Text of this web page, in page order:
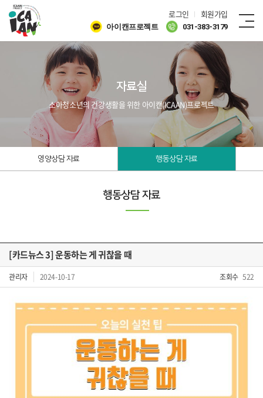
로그인 회원가입
아이캔프로젝트 031-383-3179
자료실
소아청소년의 건강생활을 위한 아이캔(ICAAN)프로젝트
영양상담 자료 행동상담 자료
행동상담 자료
[카드뉴스 3] 운동하는 게 귀찮을 때
관리자 2024-10-17 조회수 522